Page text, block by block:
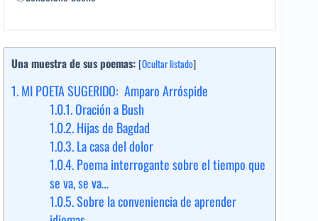
Una muestra de sus poemas: [Ocultar listado]
1.MI POETA SUGERIDO: Amparo Arróspide
1.0.1.Oración a Bush
1.0.2.Hijas de Bagdad
1.0.3.La casa del dolor
1.0.4.Poema interrogante sobre el tiempo que
se va, se va…
1.0.5.Sobre la conveniencia de aprender